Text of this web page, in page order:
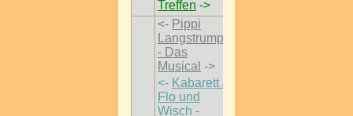
Treffen ->
<- Pippi
Langstrumpf
- Das
Musical ->
<- Kabarett /
Flo und
Wisch -